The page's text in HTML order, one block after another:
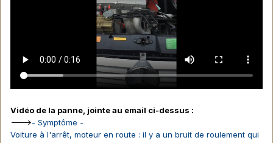
Vidéo de la panne, jointe au email ci-dessus :
--->- Symptôme -
Voiture à l'arrêt, moteur en route : il y a un bruit de roulement qui